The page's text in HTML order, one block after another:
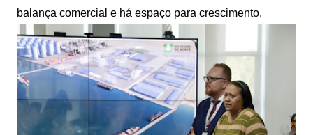
balança comercial e há espaço para crescimento.